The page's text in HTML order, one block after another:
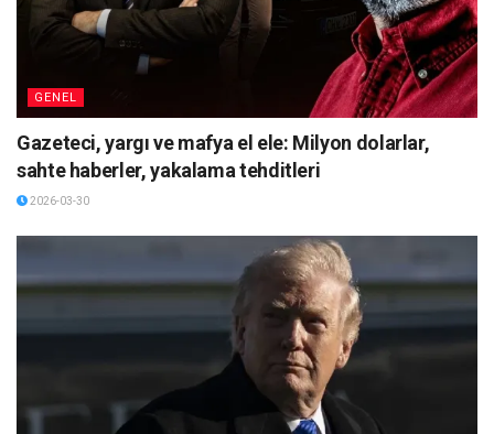
GENEL
Gazeteci, yargı ve mafya el ele: Milyon dolarlar,
sahte haberler, yakalama tehditleri
2026-03-30